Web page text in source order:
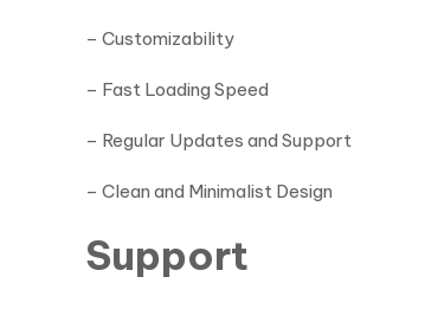
– Customizability
– Fast Loading Speed
– Regular Updates and Support
– Clean and Minimalist Design
Support